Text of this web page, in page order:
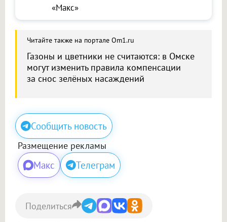
«Макс»
Читайте также на портале Om1.ru
Газоны и цветники не считаются: в Омске
могут изменить правила компенсации
за снос зелёных насаждений
Сообщить новость
Размещение рекламы
Макс Телеграм
Поделиться